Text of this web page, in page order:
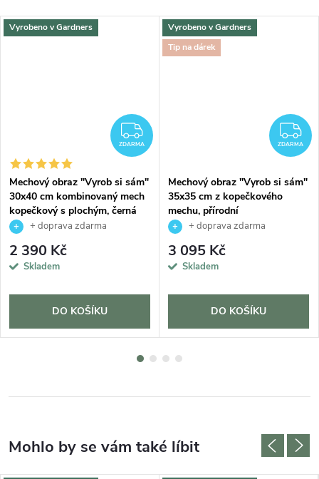
Vyrobeno v Gardners
ZDARMA
ZDARMA
Mechový obraz "Vyrob si sám"
30x40 cm kombinovaný mech
kopečkový s plochým, černá
+ doprava zdarma
2 390 Kč
Skladem
DO KOŠÍKU
Vyrobeno v Gardners
Tip na dárek
ZDARMA
Mechový obraz "Vyrob si sám"
35x35 cm z kopečkového
mechu, přírodní
+ doprava zdarma
3 095 Kč
Skladem
DO KOŠÍKU